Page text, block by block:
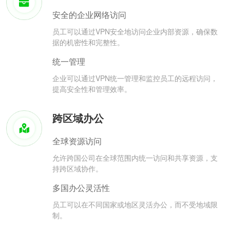
安全的企业网络访问
员工可以通过VPN安全地访问企业内部资源，确保数
据的机密性和完整性。
统一管理
企业可以通过VPN统一管理和监控员工的远程访问，
提高安全性和管理效率。
跨区域办公
全球资源访问
允许跨国公司在全球范围内统一访问和共享资源，支
持跨区域协作。
多国办公灵活性
员工可以在不同国家或地区灵活办公，而不受地域限
制。